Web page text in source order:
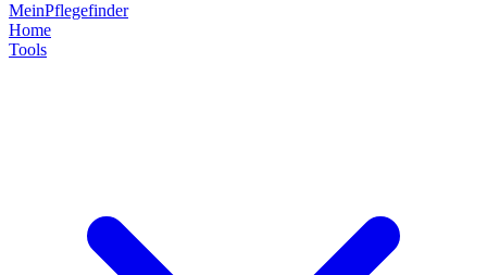
MeinPflegefinder
Home
Tools